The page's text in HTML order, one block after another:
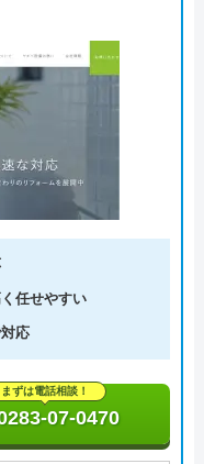
任せやすい
応
まずは電話相談！
07-0470